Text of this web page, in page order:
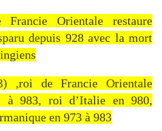
Orientale restaure
depuis 928 avec la mort
,roi de Francie Orientale
à 983, roi d’Italie en 980,
en 973 à 983